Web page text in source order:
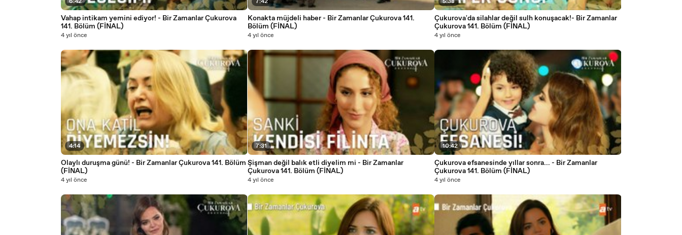
Vahap intikam yemini ediyor! - Bir Zamanlar Çukurova
141. Bölüm (FİNAL)
4 yıl önce
4:14
Olaylı duruşma günü! - Bir Zamanlar Çukurova 141. Bölüm
(FİNAL)
4 yıl önce
Konakta müjdeli haber - Bir Zamanlar Çukurova 141.
Bölüm (FİNAL)
4 yıl önce
7:31
Şişman değil balık etli diyelim mi - Bir Zamanlar
Çukurova 141. Bölüm (FİNAL)
4 yıl önce
Çukurova'da silahlar değil sulh konuşacak!- Bir Zamanlar
Çukurova 141. Bölüm (FİNAL)
4 yıl önce
10:42
Çukurova efsanesinde yıllar sonra... - Bir Zamanlar
Çukurova 141. Bölüm (FİNAL)
4 yıl önce